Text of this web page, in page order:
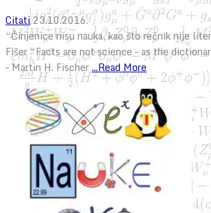
Citati 23.10.2016.
“Činjenice nisu nauka, kao što rečnik nije
Fišer “Facts are not science – as the
– Martin H. Fischer...Read More